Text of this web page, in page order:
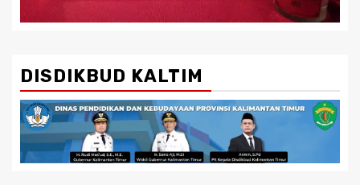
DISDIKBUD KALTIM